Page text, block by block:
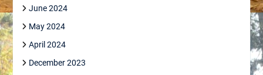
June 2024
May 2024
April 2024
December 2023